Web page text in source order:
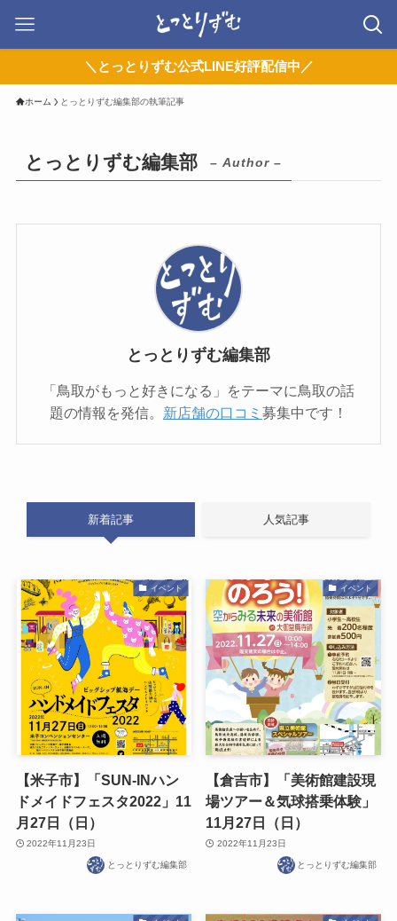
＼とっとりずむ公式LINE好評配信中／
ホーム とっとりずむ編集部の執筆記事
とっとりずむ編集部 – Author –
とっとりずむ編集部
「鳥取がもっと好きになる」をテーマに鳥取の話
題の情報を発信。 新店舗の口コミ 募集中です！
新着記事 人気記事
イベント
【米子市】「SUN-INハン
ドメイドフェスタ2022」11
月27日（日）
2022年11月23日
とっとりずむ編集部
イベント
【倉吉市】「美術館建設現
場ツアー＆気球搭乗体験」
11月27日（日）
2022年11月23日
とっとりずむ編集部